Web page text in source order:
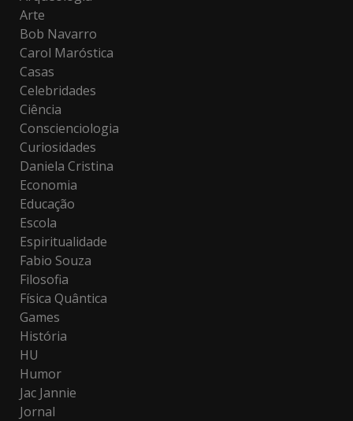
Arte
Bob Navarro
Carol Maróstica
Casas
Celebridades
Ciência
Conscienciologia
Curiosidades
Daniela Cristina
Economia
Educação
Escola
Espiritualidade
Fabio Souza
Filosofia
Física Quântica
Games
História
HU
Humor
Jac Jannie
Jornal